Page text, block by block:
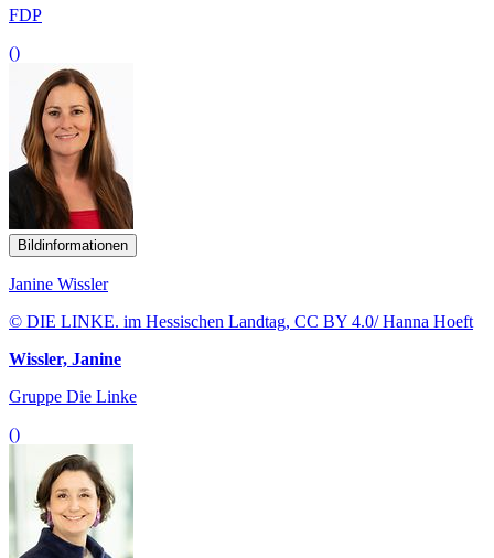
FDP
()
Bildinformationen
Janine Wissler
© DIE LINKE. im Hessischen Landtag, CC BY 4.0/ Hanna Hoeft
Wissler, Janine
Gruppe Die Linke
()